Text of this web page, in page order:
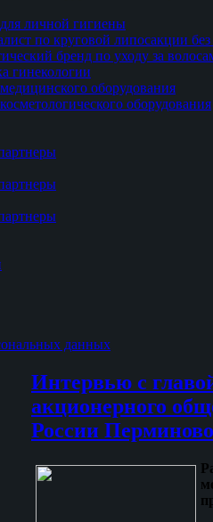
личной гигиены
по круговой липосакции
бренд по уходу за
гинекологии
оборудования
оборудования
данных
Интервью с
акционерного
России